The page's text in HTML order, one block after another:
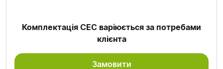
Комплектація СЕС варіюється за потребами
клієнта
Замовити